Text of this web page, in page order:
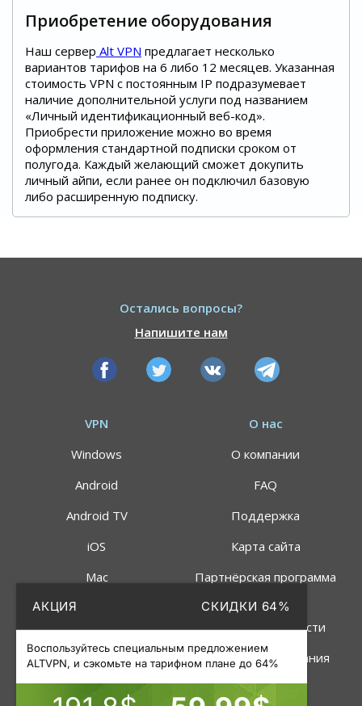
АКЦИЯ СКИДКИ 64%
Воспользуйтесь специальным предложением
ALTVPN, и сэкомьте на тарифном плане до 64%
Приобретение оборудования
Наш сервер Alt VPN предлагает несколько
вариантов тарифов на 6 либо 12 месяцев. Указанная
стоимость VPN с постоянным IP подразумевает
наличие дополнительной услуги под названием
«Личный идентификационный веб-код».
Приобрести приложение можно во время
оформления стандартной подписки сроком от
полугода. Каждый желающий сможет докупить
личный айпи, если ранее он подключил базовую
либо расширенную подписку.
Остались вопросы?
Напишите нам
VPN
Windows
Android
Android TV
iOS
Mac
О нас
О компании
FAQ
Поддержка
Карта сайта
Партнёрская программа
Политика
конфиденциальности
Правила пользования